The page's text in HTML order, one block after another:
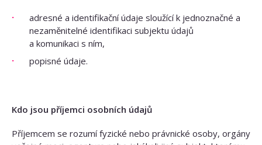
adresné a identifikační údaje sloužící k jednoznačné a
nezaměnitelné identifikaci subjektu údajů
a komunikaci s ním,
popisné údaje.
Kdo jsou příjemci osobních údajů
Příjemcem se rozumí fyzické nebo právnické osoby, orgány